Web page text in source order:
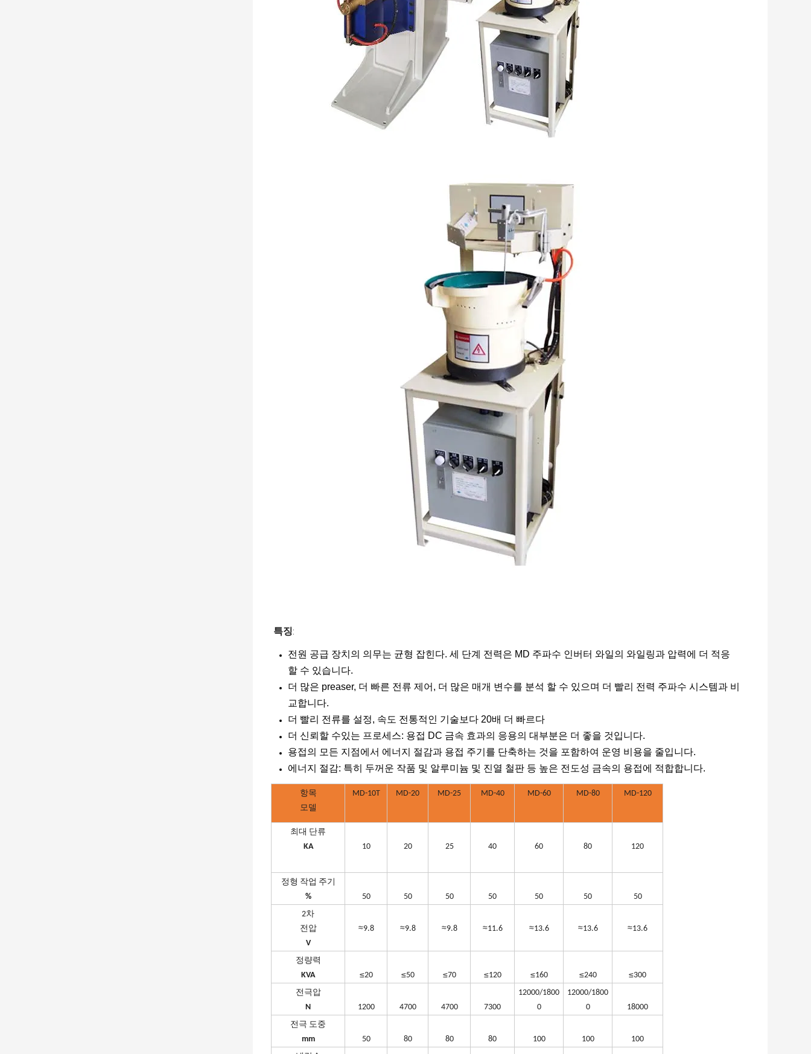
특징:
전원 공급 장치의 의무는 균형 잡힌다. 세 단계 전력은 MD 주파수 인버터 와일의 와일링과 압력에 더 적응
할 수 있습니다.
더 많은 preaser, 더 빠른 전류 제어, 더 많은 매개 변수를 분석 할 수 있으며 더 빨리 전력 주파수 시스템과 비
교합니다.
더 빨리 전류를 설정, 속도 전통적인 기술보다 20배 더 빠르다
더 신뢰할 수있는 프로세스: 용접 DC 금속 효과의 응용의 대부분은 더 좋을 것입니다.
용접의 모든 지점에서 에너지 절감과 용접 주기를 단축하는 것을 포함하여 운영 비용을 줄입니다.
에너지 절감: 특히 두꺼운 작품 및 알루미늄 및 진열 철판 등 높은 전도성 금속의 용접에 적합합니다.
항목
모델
MD-10T MD-20 MD-25 MD-40 MD-60 MD-80 MD-120
최대 단류
KA
10 20 25 40 60 80 120
정형 작업 주기
%
50 50 50 50 50 50
50
2차
전압
V
≈9.8 ≈9.8 ≈9.8 ≈11.6 ≈13.6 ≈13.6 ≈13.6
정량력
KVA
≤20 ≤50 ≤70 ≤120 ≤160 ≤240 ≤300
전극압
N
1200 4700 4700 7300
12000/1800
0
12000/1800
0
18000
전극 도중
mm
50 80 80 80 100 100
100